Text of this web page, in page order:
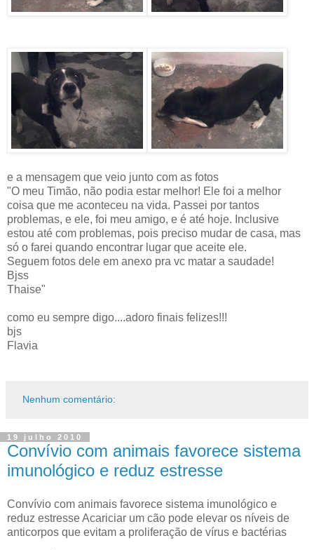
e a mensagem que veio junto com as fotos
"O meu Timão, não podia estar melhor! Ele foi a melhor
coisa que me aconteceu na vida. Passei por tantos
problemas, e ele, foi meu amigo, e é até hoje. Inclusive
estou até com problemas, pois preciso mudar de casa, mas
só o farei quando encontrar lugar que aceite ele.
Seguem fotos dele em anexo pra vc matar a saudade!
Bjss
Thaise"
como eu sempre digo....adoro finais felizes!!!
bjs
Flavia
Nenhum comentário:
19 julho 2010
Convívio com animais favorece sistema
imunológico e reduz estresse
Convívio com animais favorece sistema imunológico e
reduz estresse Acariciar um cão pode elevar os níveis de
anticorpos que evitam a proliferação de vírus e bactérias